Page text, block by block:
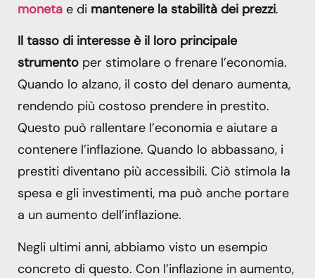
moneta e di mantenere la stabilità dei prezzi.
Il tasso di interesse è il loro principale
strumento per stimolare o frenare l’economia.
Quando lo alzano, il costo del denaro aumenta,
rendendo più costoso prendere in prestito.
Questo può rallentare l’economia e aiutare a
contenere l’inflazione. Quando lo abbassano, i
prestiti diventano più accessibili. Ciò stimola la
spesa e gli investimenti, ma può anche portare
a un aumento dell’inflazione.
Negli ultimi anni, abbiamo visto un esempio
concreto di questo. Con l’inflazione in aumento,